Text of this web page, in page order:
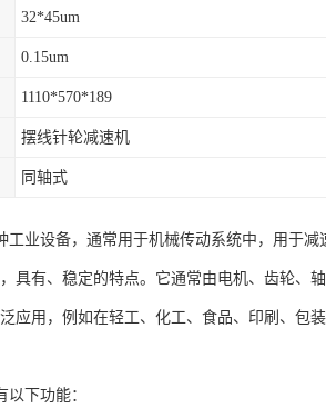
32*45um
0.15um
1110*570*189
摆线针轮减速机
同轴式
工业设备，通常用于机械传动系统中，用于
具有、稳定的特点。它通常由电机、齿轮、
应用，例如在轻工、化工、食品、印刷、包
以下功能：